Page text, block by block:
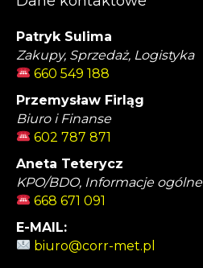
Patryk Sulima
Zakupy, Sprzedaż, Logistyka
660 549 188
Przemysław Firląg
Biuro i Finanse
602 787 871
Aneta Teterycz
KPO/BDO, Informacje ogólne
668 671 091
E-MAIL:
biuro@corr-met.pl